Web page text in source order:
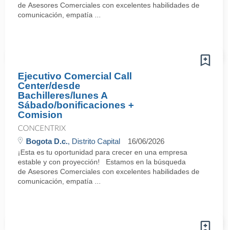
de Asesores Comerciales con excelentes habilidades de
comunicación, empatía ...
Ejecutivo Comercial Call
Center/desde
Bachilleres/lunes A
Sábado/bonificaciones +
Comision
CONCENTRIX
Bogota D.c., Distrito Capital 16/06/2026
¡Esta es tu oportunidad para crecer en una empresa
estable y con proyección! Estamos en la búsqueda
de Asesores Comerciales con excelentes habilidades de
comunicación, empatía ...